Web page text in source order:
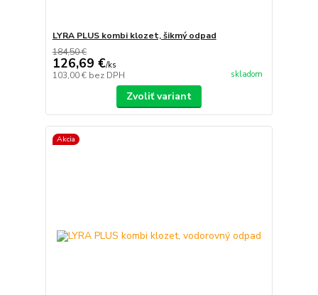
LYRA PLUS kombi klozet, šikmý odpad
184,50 €
126,69 €/ks
103,00 € bez DPH skladom
Zvoliť variant
Akcia